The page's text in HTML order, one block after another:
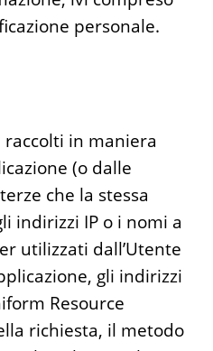
personale.
in maniera
(o dalle
che la stessa
indirizzi IP o i nomi a
utilizzati dall’Utente
gli indirizzi
Resource
richiesta, il metodo